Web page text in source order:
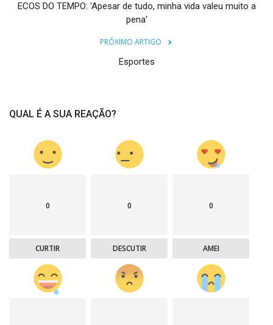
ECOS DO TEMPO: 'Apesar de tudo, minha vida valeu muito a
pena'
PRÓXIMO ARTIGO
Esportes
QUAL É A SUA REAÇÃO?
0
CURTIR
0
DESCUTIR
0
AMEI